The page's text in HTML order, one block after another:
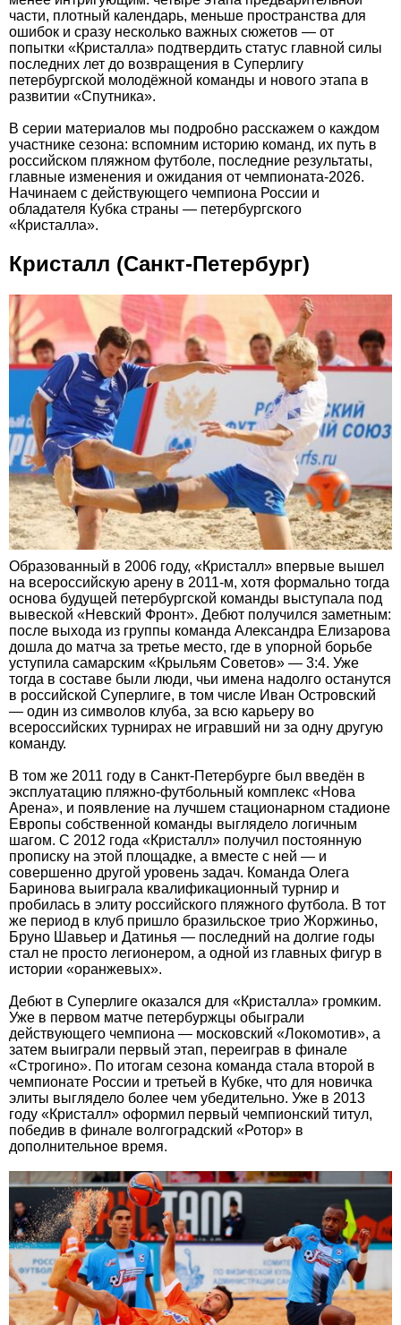
части, плотный календарь, меньше пространства для
ошибок и сразу несколько важных сюжетов — от
попытки «Кристалла» подтвердить статус главной силы
последних лет до возвращения в Суперлигу
петербургской молодёжной команды и нового этапа в
развитии «Спутника».
В серии материалов мы подробно расскажем о каждом
участнике сезона: вспомним историю команд, их путь в
российском пляжном футболе, последние результаты,
главные изменения и ожидания от чемпионата-2026.
Начинаем с действующего чемпиона России и
обладателя Кубка страны — петербургского
«Кристалла».
Кристалл (Cанкт-Петербург)
Образованный в 2006 году, «Кристалл» впервые вышел
на всероссийскую арену в 2011-м, хотя формально тогда
основа будущей петербургской команды выступала под
вывеской «Невский Фронт». Дебют получился заметным:
после выхода из группы команда Александра Елизарова
дошла до матча за третье место, где в упорной борьбе
уступила самарским «Крыльям Советов» — 3:4. Уже
тогда в составе были люди, чьи имена надолго останутся
в российской Суперлиге, в том числе Иван Островский
— один из символов клуба, за всю карьеру во
всероссийских турнирах не игравший ни за одну другую
команду.
В том же 2011 году в Санкт-Петербурге был введён в
эксплуатацию пляжно-футбольный комплекс «Нова
Арена», и появление на лучшем стационарном стадионе
Европы собственной команды выглядело логичным
шагом. С 2012 года «Кристалл» получил постоянную
прописку на этой площадке, а вместе с ней — и
совершенно другой уровень задач. Команда Олега
Баринова выиграла квалификационный турнир и
пробилась в элиту российского пляжного футбола. В тот
же период в клуб пришло бразильское трио Жоржиньо,
Бруно Шавьер и Датинья — последний на долгие годы
стал не просто легионером, а одной из главных фигур в
истории «оранжевых».
Дебют в Суперлиге оказался для «Кристалла» громким.
Уже в первом матче петербуржцы обыграли
действующего чемпиона — московский «Локомотив», а
затем выиграли первый этап, переиграв в финале
«Строгино». По итогам сезона команда стала второй в
чемпионате России и третьей в Кубке, что для новичка
элиты выглядело более чем убедительно. Уже в 2013
году «Кристалл» оформил первый чемпионский титул,
победив в финале волгоградский «Ротор» в
дополнительное время.